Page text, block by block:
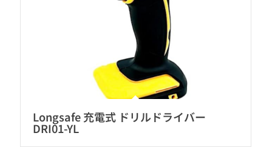
Longsafe 充電式 ドリルドライバー
DRI01-YL